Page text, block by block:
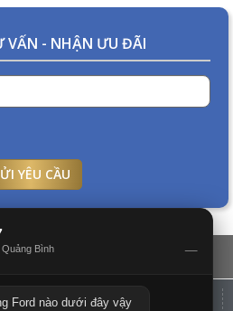
VẤN - NHẬN ƯU ĐÃI
YÊU CẦU
Bình
Ford nào dưới đây vậy